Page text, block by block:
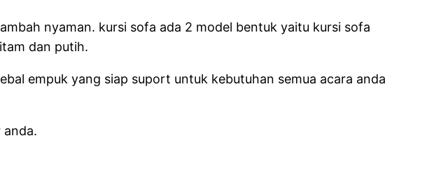
nyaman. kursi sofa ada 2 model bentuk yaitu kursi sofa
dan putih.
empuk yang siap suport untuk kebutuhan semua acara anda
anda.